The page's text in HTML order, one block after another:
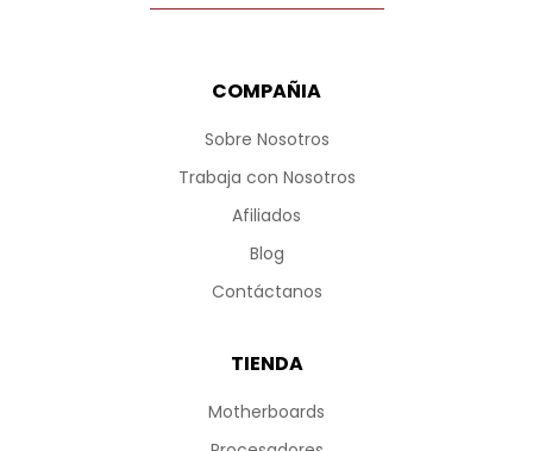
COMPAÑIA
Sobre Nosotros
Trabaja con Nosotros
Afiliados
Blog
Contáctanos
TIENDA
Motherboards